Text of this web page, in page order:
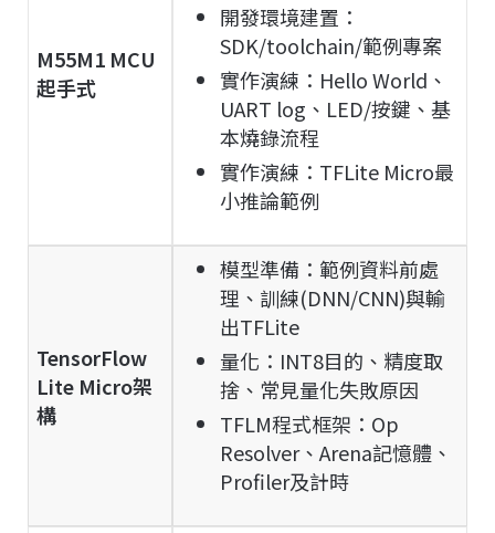
M55M1 MCU
起手式
開發環境建置：
SDK/toolchain/範例專案
實作演練：Hello World、
UART log、LED/按鍵、基
本燒錄流程
實作演練：TFLite Micro最
小推論範例
TensorFlow
Lite Micro架
構
模型準備：範例資料前處
理、訓練(DNN/CNN)與輸
出TFLite
量化：INT8目的、精度取
捨、常見量化失敗原因
TFLM程式框架：Op
Resolver、Arena記憶體、
Profiler及計時